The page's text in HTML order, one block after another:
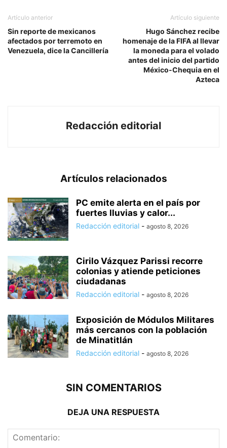
Artículo anterior
Sin reporte de mexicanos
afectados por terremoto en
Venezuela, dice la Cancillería
Artículo siguiente
Hugo Sánchez recibe
homenaje de la FIFA al llevar
la moneda para el volado
antes del inicio del partido
México-Chequia en el
Azteca
Redacción editorial
Artículos relacionados
PC emite alerta en el país por
fuertes lluvias y calor...
Redacción editorial - agosto 8, 2026
Cirilo Vázquez Parissi recorre
colonias y atiende peticiones
ciudadanas
Redacción editorial - agosto 8, 2026
Exposición de Módulos Militares
más cercanos con la población
de Minatitlán
Redacción editorial - agosto 8, 2026
SIN COMENTARIOS
DEJA UNA RESPUESTA